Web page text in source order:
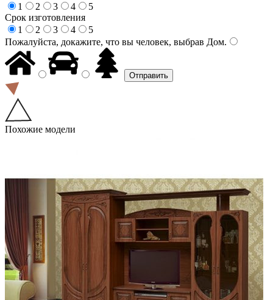
1
2 3 4
5
Срок изготовления
1
2 3 4
5
Пожалуйста, докажите, что вы человек, выбрав Дом.
Похожие модели